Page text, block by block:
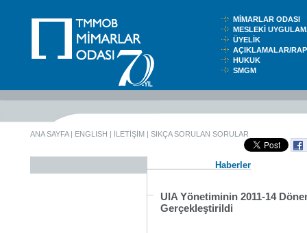
MİMARLAR ODASI
MESLEKİ
ÜYELİK
AÇIKLAMALAR/
HUKUK
SMGM
ANA SAYFA| ENGLISH | İLETİŞİM | SIKÇA SORULAN SORULAR
Haberler
UIA Yönetiminin 2011-14
Gerçekleştirildi